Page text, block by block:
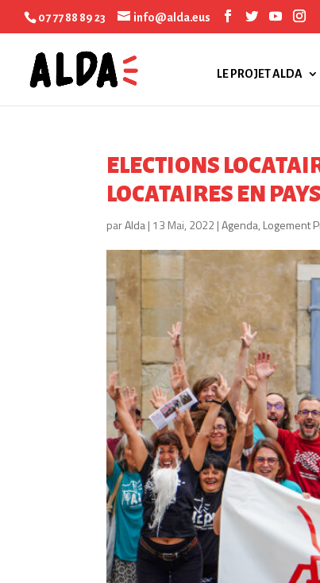
07 77 88 89 23 info@alda.eus
LE PROJET ALDA
ELECTIONS
LOCATAIRES EN
parAlda| 13 Mai, 2022|Agenda, Logement